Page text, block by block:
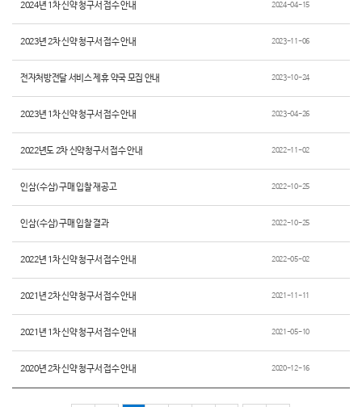
2024년 1차 신약 청구서 접수 안내 2024-04-15
2023년 2차 신약 청구서 접수 안내 2023-11-06
전자처방전달 서비스 제휴 약국 모집 안내 2023-10-24
2023년 1차 신약 청구서 접수 안내 2023-04-26
2022년도 2차 신약청구서 접수 안내 2022-11-02
인삼(수삼)구매 입찰 재공고 2022-10-25
인삼(수삼)구매 입찰 결과 2022-10-25
2022년 1차 신약 청구서 접수 안내 2022-05-02
2021년 2차 신약 청구서 접수 안내 2021-11-11
2021년 1차 신약 청구서 접수 안내 2021-05-10
2020년 2차 신약 청구서 접수 안내 2020-12-16